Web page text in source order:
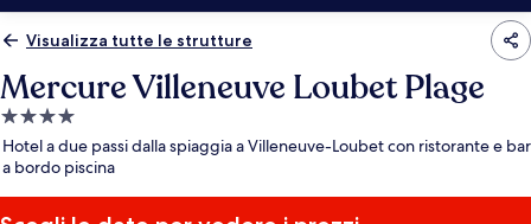
Visualizza tutte le strutture
Mercure Villeneuve Loubet Plage
Struttura
a
4.0
stelle
Hotel a due passi dalla spiaggia a Villeneuve-Loubet con ristorante e bar
a bordo piscina